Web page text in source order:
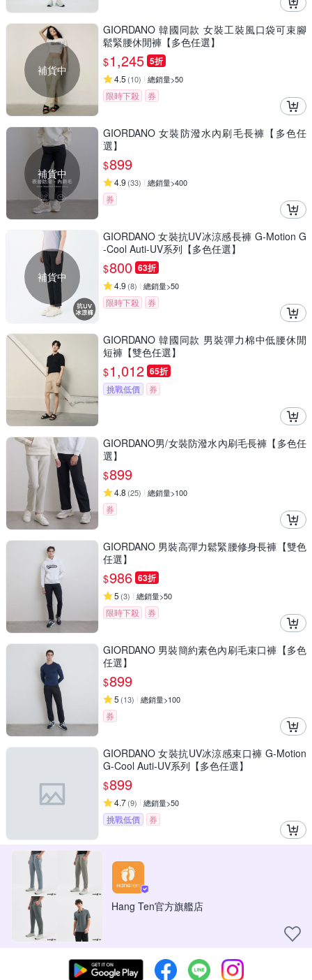
補貨中
GIORDANO 韓國同款 女裝工裝風口袋可束腳
鬆緊腰休閒褲【多色任選】
$1,245 5折
4.5 (10) 總銷量>50
限時下殺 券
補貨中
GIORDANO 女裝防潑水內刷毛長褲【多色任
選】
$899
4.9 (33) 總銷量>400
券
補貨中
GIORDANO 女裝抗UV冰涼感長褲 G-Motion G
-Cool Auti-UV系列【多色任選】
$800 63折
4.9 (8) 總銷量>50
限時下殺 券
GIORDANO 韓國同款 男裝彈力棉中低腰休閒
短褲【雙色任選】
$1,012 65折
挑戰低價 券
GIORDANO男/女裝防潑水內刷毛長褲【多色任
選】
$899
4.8 (25) 總銷量>100
券
GIORDANO 男裝高彈力鬆緊腰修身長褲【雙色
任選】
$986 63折
5 (3) 總銷量>50
限時下殺 券
GIORDANO 男裝簡約素色內刷毛束口褲【多色
任選】
$899
5 (13) 總銷量>100
券
GIORDANO 女裝抗UV冰涼感束口褲 G-Motion
G-Cool Auti-UV系列【多色任選】
$899
4.7(9) 總銷量>50
挑戰低價 券
Hang Ten官方旗艦店